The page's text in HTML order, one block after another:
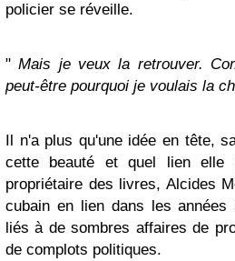
policier se réveille.
"Mais je veux la retrouver.
peut-être pourquoi je voulais la
Il n'a plus qu'une idée en tête,
cette beauté et quel lien elle
propriétaire des livres, Alcides
cubain en lien dans les années
liés à de sombres affaires de
de complots politiques.